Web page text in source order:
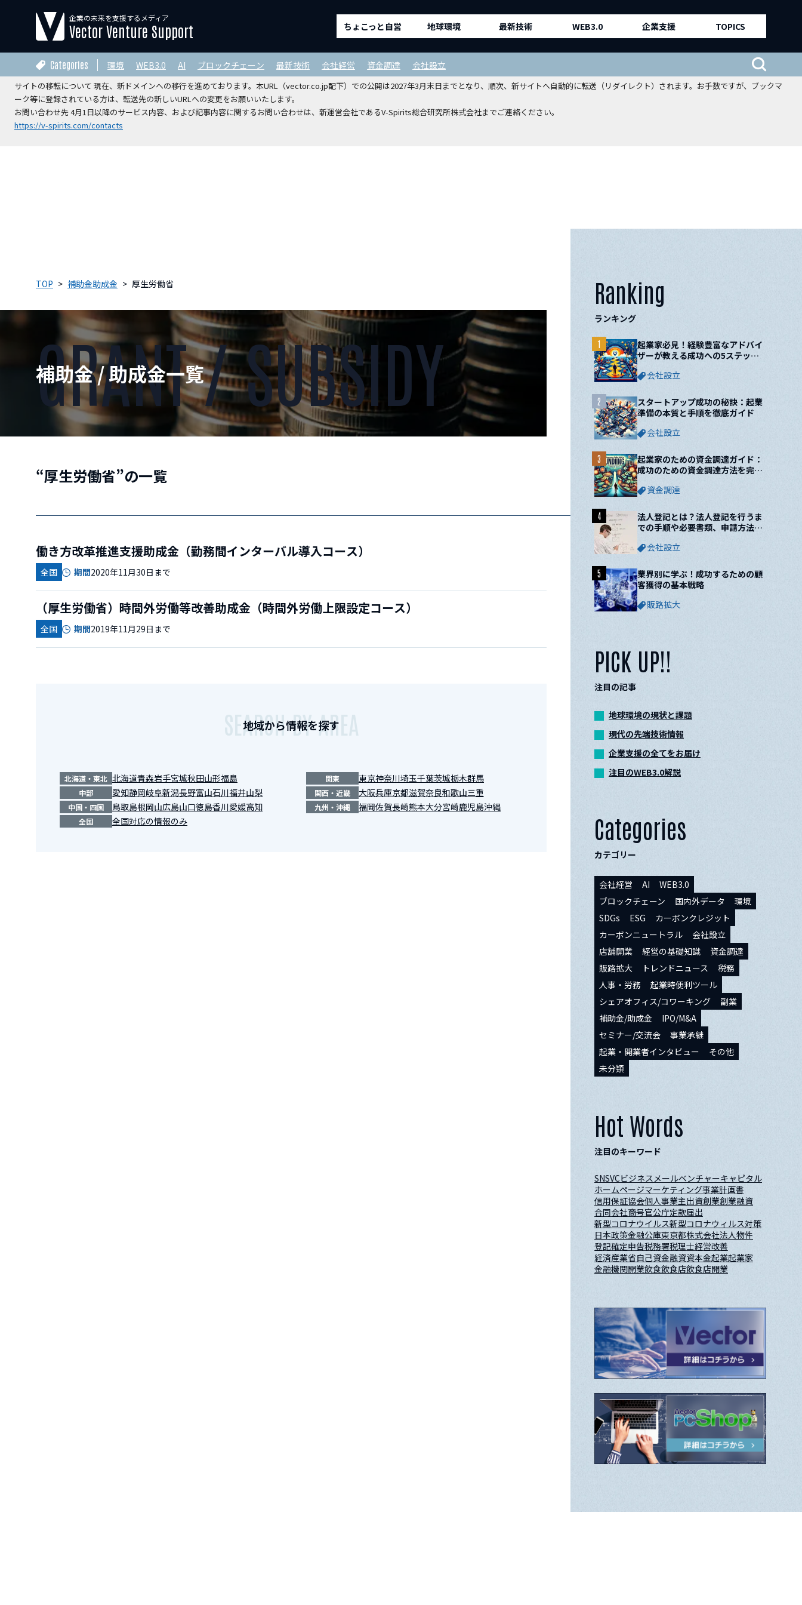
【運営会社変更のお知らせ】
2026年4月1日をもちまして、本サイトの運営は株式会社ベクターホールディングスホールディングスから
V-Spirits総合研究所株式会社
サイトの移転について 現在、新ドメインへの移行を進めております。本URL（vector.co.jp配下）での公開は2027年3月末日までとなり、順次、新サイトへ自動的に転送（リダイレクト）されます。お手数ですが、ブックマ
ーク等に登録されている方は、転送先の新しいURLへの変更をお願いいたします。
お問い合わせ先 4月1日以降のサービス内容、および記事内容に関するお問い合わせは、新運営会社であるV-Spirits総合研究所株式会社までご連絡ください。
https://v-spirits.com/contacts
企業の未来を支援するメディア
Vector Venture Support ちょこっと自営 地球環境 最新技術 WEB3.0 企業支援 TOPICS
Categories 環境 WEB3.0 AI ブロックチェーン 最新技術 会社経営 資金調達 会社設立
TOP 補助金助成金 厚生労働省
補助金 / 助成金一覧
GRANT / SUBSIDY
“厚生労働省”の一覧
働き方改革推進支援助成金（勤務間インターバル導入コース）
全国 期間2020年11月30日まで
（厚生労働省）時間外労働等改善助成金（時間外労働上限設定コース）
全国 期間2019年11月29日まで
地域から情報を探す
SEARCH BY AREA
北海道・東北 北海道青森岩手宮城秋田山形福島 関東 東京神奈川埼玉千葉茨城栃木群馬
中部 愛知静岡岐阜新潟長野富山石川福井山梨 関西・近畿 大阪兵庫京都滋賀奈良和歌山三重
中国・四国 鳥取島根岡山広島山口徳島香川愛媛高知 九州・沖縄 福岡佐賀長崎熊本大分宮崎鹿児島沖縄
全国 全国対応の情報のみ
Ranking
ランキング
起業家必見！経験豊富なアドバイ
ザーが教える成功への5ステップ
会社設立
1
スタートアップ成功の秘訣：起業
準備の本質と手順を徹底ガイド
会社設立
2
起業家のための資金調達ガイド：
成功のための資金調達方法を完全
資金調達
3
法人登記とは？法人登記を行うま
での手順や必要書類、申請方法に
会社設立
4
業界別に学ぶ！成功するための顧
客獲得の基本戦略
販路拡大
5
PICK UP!!
注目の記事
地球環境の現状と課題
現代の先端技術情報
企業支援の全てをお届け
注目のWEB3.0解説
Categories
カテゴリー
会社経営 AI
WEB3.0
ブロックチェーン
国内外データ
環境
SDGs
ESG
カーボンクレジット
カーボンニュートラル
会社設立
店舗開業
経営の基礎知識
資金調達
販路拡大
トレンドニュース
税務
人事・労務
起業時便利ツール
シェアオフィス/コワーキング
副業
補助金/助成金
IPO/M&A
セミナー/交流会
事業承継
起業・開業者インタビュー
その他
未分類
Hot Words
注目のキーワード
SNSVCビジネスメールベンチャーキャピタル
ホームページマーケティング事業計画書
信用保証協会個人事業主出資創業創業融資
合同会社商号官公庁定款届出
新型コロナウイルス新型コロナウィルス対策
日本政策金融公庫東京都株式会社法人物件
登記確定申告税務署税理士経営改善
経済産業省自己資金融資資本金起業起業家
金融機関開業飲食飲食店飲食店開業